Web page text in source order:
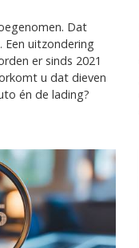
Dat
uitzondering
er sinds 2021
u dat dieven
én de lading?